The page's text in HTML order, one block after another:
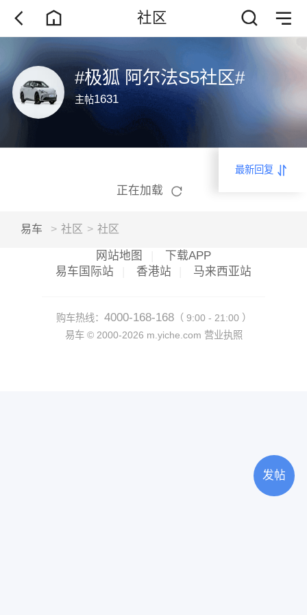
社区
#极狐 阿尔法S5社区#
主帖1631
最新回复
正在加载
发帖
易车 > 社区 > 社区
网站地图
下载APP
易车国际站
香港站 马来西亚站
购车热线： 4000-168-168（ 9:00 - 21:00 ）
易车 © 2000-2026 m.yiche.com 营业执照